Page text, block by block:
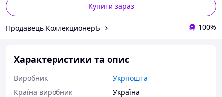
Купити зараз
Продавець КоллекционерЪ 100%
Характеристики та опис
Виробник
Укрпошта
Країна виробник
Україна